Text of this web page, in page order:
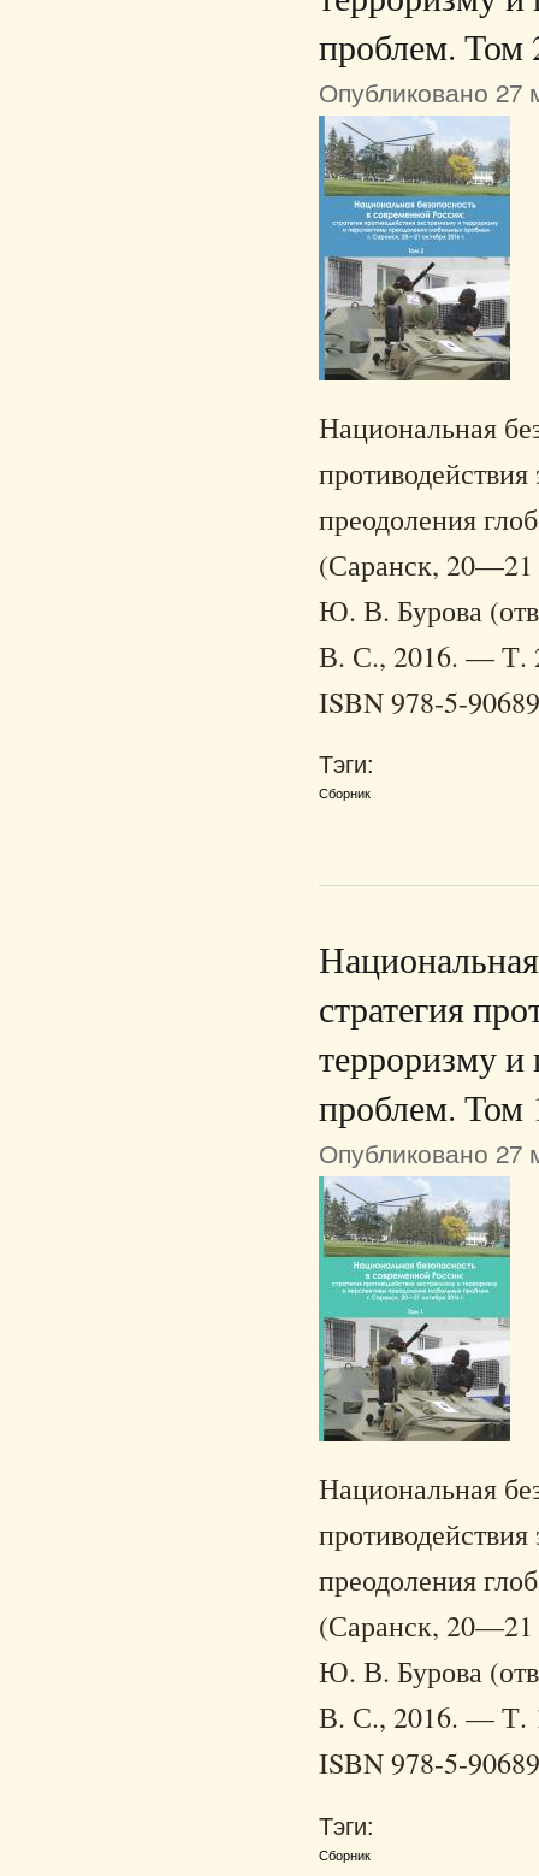
проблем. Том
Опубликовано 27
Национальная
преодоления
(Саранск, 20—21
Ю. В. Бурова
В. С., 2016. — Т.
ISBN 978-5-
Тэги:
Сборник
стратегия
терроризму и
проблем. Том
Опубликовано 27
Национальная
преодоления
(Саранск, 20—21
Ю. В. Бурова
В. С., 2016. — Т.
ISBN 978-5-
Тэги:
Сборник